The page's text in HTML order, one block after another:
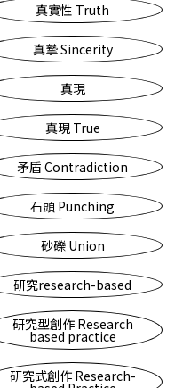
真實性 Truth
真摯 Sincerity
真現
真現 True
矛盾 Contradiction
石頭 Punching
砂礫 Union
研究research-based
研究型創作 Research
based practice
研究式創作 Research-